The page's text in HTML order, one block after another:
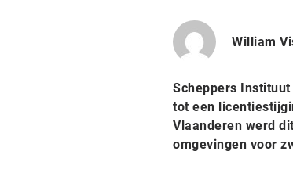
William
Scheppers
tot een
Vlaanderen werd
omgevingen voor